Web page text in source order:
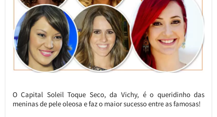
O Capital Soleil Toque Seco, da Vichy, é o queridinho das
meninas de pele oleosa e faz o maior sucesso entre as famosas!